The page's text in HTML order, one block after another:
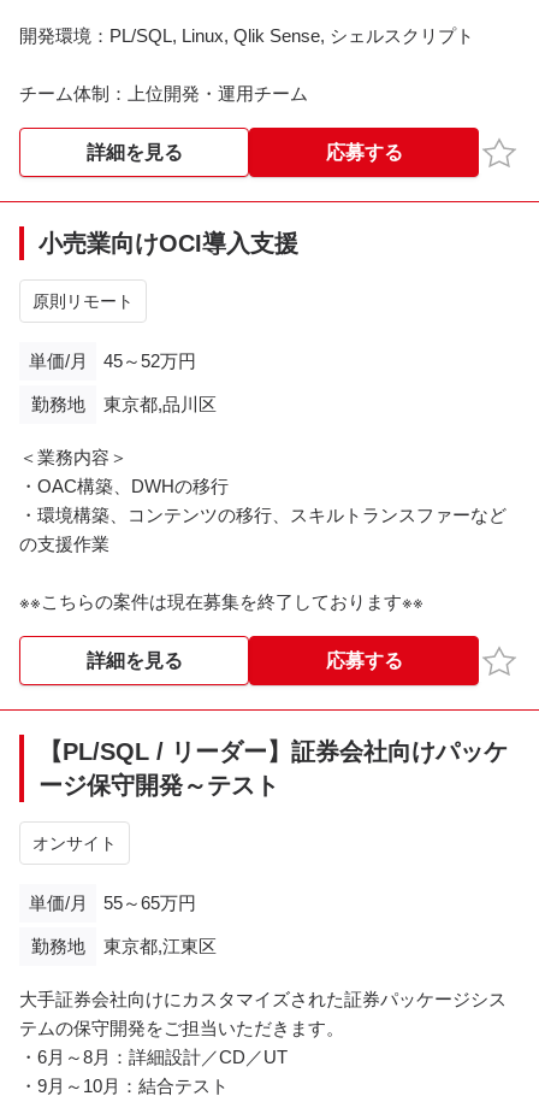
開発環境：PL/SQL, Linux, Qlik Sense, シェルスクリプト
チーム体制：上位開発・運用チーム
詳細を見る 応募する お気
小売業向けOCI導入支援
原則リモート
単価/月 45～52万円
勤務地 東京都,品川区
＜業務内容＞
・OAC構築、DWHの移行
・環境構築、コンテンツの移行、スキルトランスファーなど
の支援作業
※※こちらの案件は現在募集を終了しております※※​
詳細を見る 応募する お気
【PL/SQL / リーダー】証券会社向けパッケ
ージ保守開発～テスト
オンサイト
単価/月 55～65万円
勤務地 東京都,江東区
大手証券会社向けにカスタマイズされた証券パッケージシス
テムの保守開発をご担当いただきます。
・6月～8月：詳細設計／CD／UT
・9月～10月：結合テスト